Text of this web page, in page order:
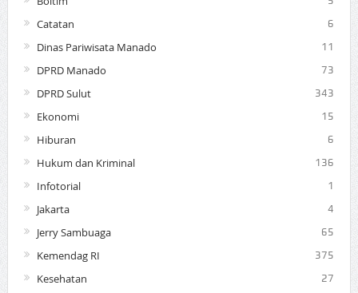
Catatan 6
Dinas Pariwisata Manado 11
DPRD Manado 73
DPRD Sulut 343
Ekonomi 15
Hiburan 6
Hukum dan Kriminal 136
Infotorial 1
Jakarta 4
Jerry Sambuaga 65
Kemendag RI 375
Kesehatan 27